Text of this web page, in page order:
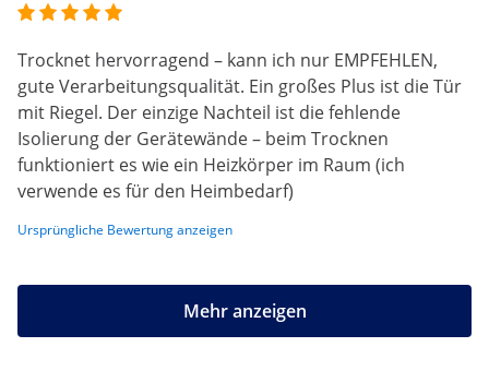
Trocknet hervorragend – kann ich nur EMPFEHLEN,
gute Verarbeitungsqualität. Ein großes Plus ist die Tür
mit Riegel. Der einzige Nachteil ist die fehlende
Isolierung der Gerätewände – beim Trocknen
funktioniert es wie ein Heizkörper im Raum (ich
verwende es für den Heimbedarf)
Ursprüngliche Bewertung anzeigen
Mehr anzeigen